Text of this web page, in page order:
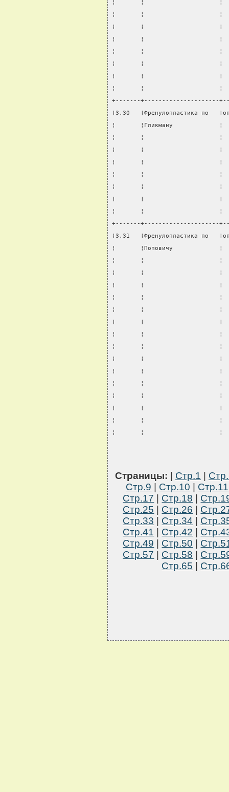
¦       ¦                     ¦
¦       ¦                     ¦
¦       ¦                     ¦
¦       ¦                     ¦
¦       ¦                     ¦
¦       ¦                     ¦
¦       ¦                     ¦
¦       ¦                     ¦
+-------+---------------------
¦3.30   ¦Френулопластика по
¦       ¦Гликману             ¦
¦       ¦                     ¦
¦       ¦                     ¦
¦       ¦                     ¦
¦       ¦                     ¦
¦       ¦                     ¦
¦       ¦                     ¦
¦       ¦                     ¦
+-------+---------------------
¦3.31   ¦Френулопластика по
¦       ¦Поповичу             ¦
¦       ¦                     ¦
¦       ¦                     ¦
¦       ¦                     ¦
¦       ¦                     ¦
¦       ¦                     ¦
¦       ¦                     ¦
¦       ¦                     ¦
¦       ¦                     ¦
¦       ¦                     ¦
¦       ¦                     ¦
¦       ¦                     ¦
¦       ¦                     ¦
¦       ¦                     ¦
¦       ¦                     ¦
¦       ¦                     ¦
Страницы: Стр.1
Стр.9
Стр.10 Стр.11
Стр.17
Стр.18
Стр.25
Стр.26
Стр.33
Стр.34
Стр.41
Стр.42
Стр.49
Стр.50
Стр.57
Стр.58
Стр.65